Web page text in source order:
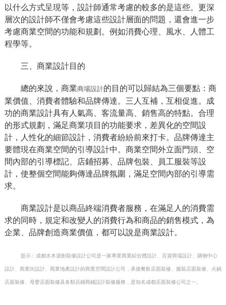
以什么方式呈現等，設計師通常考慮的較多的是這些。更深
層次的設計師不僅會考慮這些設計層面的問題，還會進一步
考慮商業空間的功能和規劃。例如消費心理、風水、人體工
程學等。
三、商業設計目的
總的來說，商業商場設計的目的可以歸結為三個要點：商
業價值、消費者體驗和品牌傳達。三人互補，互相促進。成
功的商業設計具有人氣高、客流量高、銷售高的特點。合理
的形式規劃，滿足商業項目的功能要求，差異化的空間設
計，人性化的細節設計，消費者紛紛前來打卡。品牌傳達主
要體現在商業空間的引導設計中。商業空間外立面門頭、空
間內部的引導標記、店鋪招募、品牌包裝、員工服裝等設
計，使整個空間能夠傳達品牌氛圍，滿足空間內部的引導需
求。
商業設計是以商品終端消費者服務，在滿足人的消費需
求的同時，規定和改變人的消費行為和商品的銷售模式，為
企業、品牌創造商業價值，都可以說是商業設計。
提示：成都水木源創裝修設計公司是一家專業商業綜合體設計、百貨商場設計、購物中心
設計、商業街設計、商業地產設計的商業空間設計公司，承接餐飲店面裝修、服裝店面裝修、火鍋
店面裝修、母嬰店面裝修及各類店鋪商鋪設計裝修服務，是知名成都店面裝修公司之一。